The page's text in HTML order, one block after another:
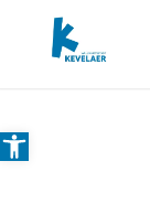
Open toolbar